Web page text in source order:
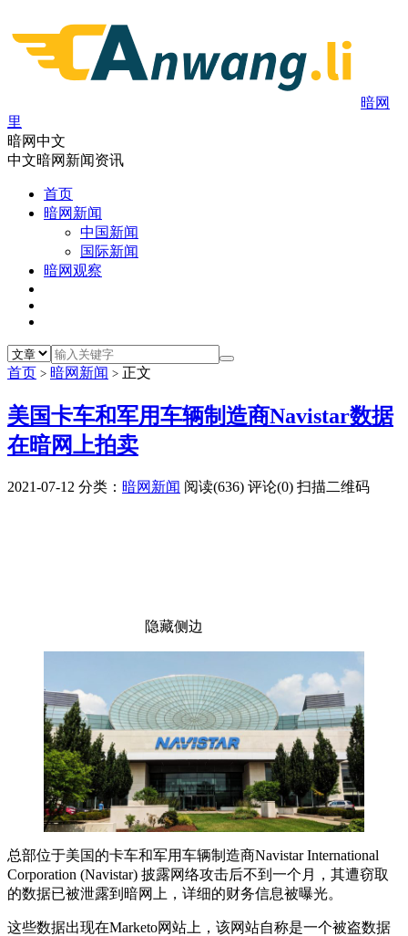
暗网
里
暗网中文
中文暗网新闻资讯
首页
暗网新闻
中国新闻
国际新闻
暗网观察
首页 > 暗网新闻 > 正文
美国卡车和军用车辆制造商Navistar数据
在暗网上拍卖
2021-07-12 分类： 暗网新闻 阅读(636) 评论(0) 扫描二维码
隐藏侧边
总部位于美国的卡车和军用车辆制造商Navistar International
Corporation (Navistar) 披露网络攻击后不到一个月，其遭窃取
的数据已被泄露到暗网上，详细的财务信息被曝光。
这些数据出现在Marketo网站上，该网站自称是一个被盗数据